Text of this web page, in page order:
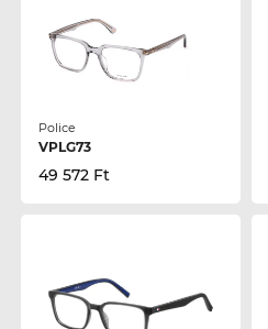
Police
VPLG73
49 572 Ft